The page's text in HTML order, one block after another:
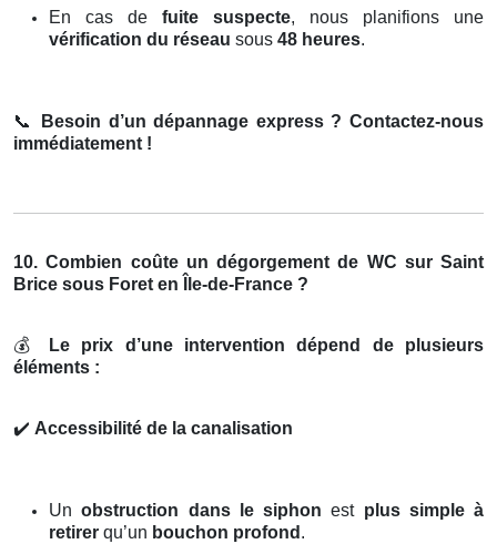
En cas de fuite suspecte, nous planifions une
vérification du réseau sous 48 heures.
📞
Besoin d’un dépannage express ? Contactez-nous
immédiatement !
10. Combien coûte un dégorgement de WC sur Saint
Brice sous Foret en Île-de-France ?
💰
Le prix d’une intervention dépend de plusieurs
éléments :
✔️ Accessibilité de la canalisation
Unobstruction dans le siphon est plus simple à
retirer qu’un bouchon profond .